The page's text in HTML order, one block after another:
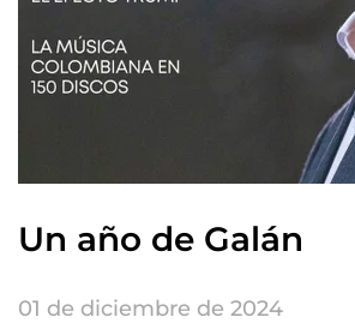
Un año de Galán
01 de diciembre de 2024